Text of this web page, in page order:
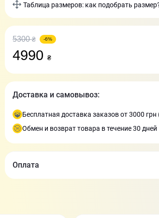
Таблица размеров: как подобрать
5300₴ -6%
4990 ₴
Доставка и самовывоз:
Бесплатная доставка заказов от 3000
Обмен и возврат товара в течение 30 дней
Оплата